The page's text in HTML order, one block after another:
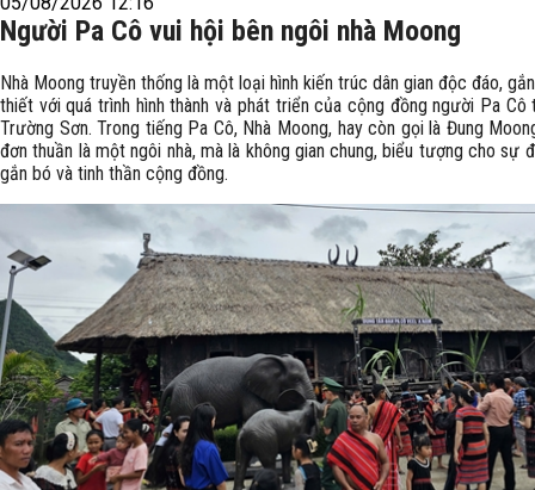
Người Pa Cô vui hội bên ngôi nhà Moong
Nhà Moong truyền thống là một loại hình kiến trúc dân gian độc đáo,
thiết với quá trình hình thành và phát triển của cộng đồng người Pa Cô
Trường Sơn. Trong tiếng Pa Cô, Nhà Moong, hay còn gọi là Đung
đơn thuần là một ngôi nhà, mà là không gian chung, biểu tượng cho sự
gắn bó và tinh thần cộng đồng.